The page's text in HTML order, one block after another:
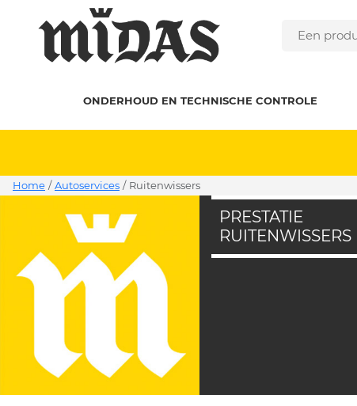
ONDERHOUD EN TECHNISCHE CONTROLE
Home / Autoservices / ruitenwissers
PRESTATIE
RUITENWISSERS